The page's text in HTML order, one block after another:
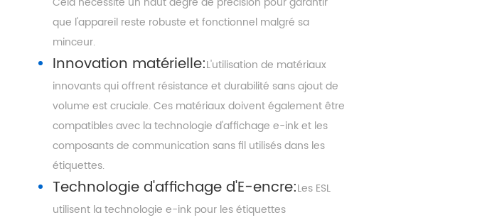
que l'appareil reste robuste et fonctionnel malgré sa
minceur.
Innovation matérielle:L'utilisation de matériaux
innovants qui offrent résistance et durabilité sans ajout de
volume est cruciale. Ces matériaux doivent également être
compatibles avec la technologie d'affichage e-ink et les
composants de communication sans fil utilisés dans les
étiquettes.
Technologie d'affichage d'E-encre:Les ESL
utilisent la technologie e-ink pour les étiquettes